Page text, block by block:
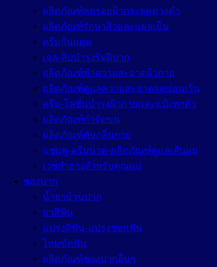
ผลิตภัณฑ์ลดรอยฝ้ากระจุดด่างดำ
ผลิตภัณฑ์รักษาสิวและแผลเป็น
ครีมกันแดด
เจล-ลิปบำรุงริมฝีปาก
ผลิตภัณฑ์ทำความสะอาดผิวกาย
ผลิตภัณฑ์ดูแลความสะอาดจุดซ่อนเร้น
ครีม-โลชั่นบำรุงผิวกายและแป้งทาตัว
ผลิตภัณฑ์กำจัดขน
ผลิตภัณฑ์ดับกลิ่นกาย
แชมพู-ครีมนวด-ผลิตภัณฑ์ดูแลเส้นผม
เวชสำอางสำหรับคุณแม่
ช่องปาก
น้ำยาบ้วนปาก
ยาสีฟัน
แปรงสีฟัน-แปรงซอกฟัน
ไหมขัดฟัน
ผลิตภัณฑ์ช่องปากอื่นๆ